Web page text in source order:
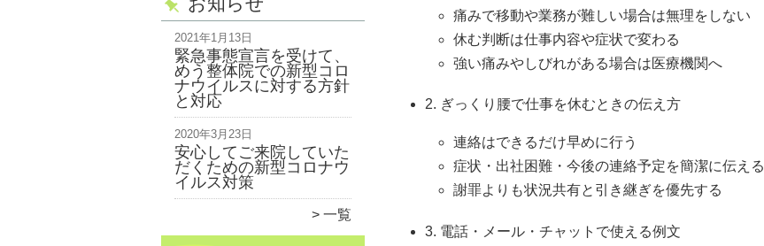
2021年1月13日
緊急事態宣言を受けて、
めう整体院での新型コロ
ナウイルスに対する方針
と対応
2020年3月23日
安心してご来院していた
だくための新型コロナウ
イルス対策
一覧
痛みで移動や業務が難しい場合は無理をしない
休む判断は仕事内容や症状で変わる
強い痛みやしびれがある場合は医療機関へ
2. ぎっくり腰で仕事を休むときの伝え方
連絡はできるだけ早めに行う
症状・出社困難・今後の連絡予定を簡潔に伝える
謝罪よりも状況共有と引き継ぎを優先する
3. 電話・メール・チャットで使える例文